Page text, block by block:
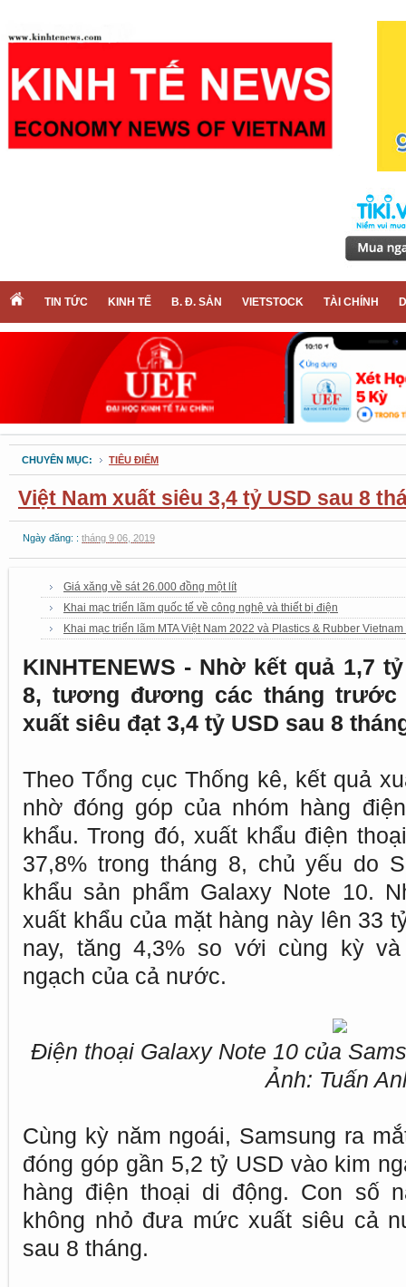
TIN TỨC KINH TẾ B. Đ. SẢN VIETSTOCK TÀI CHÍNH
CHUYÊN MỤC: TIÊU ĐIỂM
Việt Nam xuất siêu 3,4 tỷ USD sau 8
Ngày đăng: : tháng 9 06, 2019
Giá xăng về sát 26.000 đồng một lít
Khai mạc triển lãm quốc tế về công nghệ và thiết bị điện
Khai mạc triển lãm MTA Việt Nam 2022 và Plastics & Rubber
KINHTENEWS - Nhờ kết quả 1,7
8, tương đương các tháng trước
xuất siêu đạt 3,4 tỷ USD sau 8
Theo Tổng cục Thống kê, kết quả
nhờ đóng góp của nhóm hàng
khẩu. Trong đó, xuất khẩu điện
37,8% trong tháng 8, chủ yếu do
khẩu sản phẩm Galaxy Note 10.
xuất khẩu của mặt hàng này lên 33
nay, tăng 4,3% so với cùng kỳ
ngạch của cả nước.
Điện thoại Galaxy Note 10 của
Ảnh: Tuấn
Cùng kỳ năm ngoái, Samsung ra
đóng góp gần 5,2 tỷ USD vào kim
hàng điện thoại di động. Con số
không nhỏ đưa mức xuất siêu cả
sau 8 tháng.